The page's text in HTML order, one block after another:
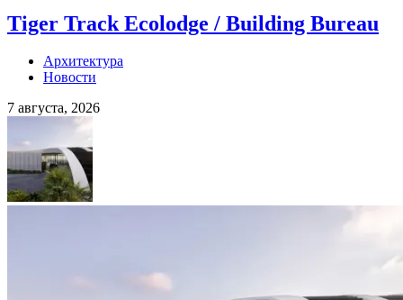
Tiger Track Ecolodge / Building Bureau
Архитектура
Новости
7 августа, 2026